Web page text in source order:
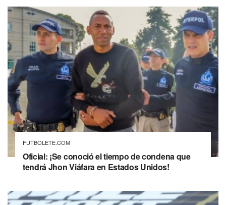
FUTBOLETE.COM
Oficial: ¡Se conoció el tiempo de condena que
tendrá Jhon Viáfara en Estados Unidos!